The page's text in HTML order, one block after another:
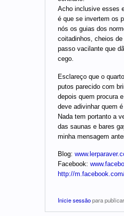
Acho inclusive esses
é que se invertem os
nós os guias dos
coitadinhos, cheios
passo vacilante que
cego.
Esclareço que o
putos parecido com
depois quem procura
deve adivinhar quem é
Nada tem portanto a
das saunas e bares
minha mensagem
Blog:
Facebook:
http://
Inicie sessãopara